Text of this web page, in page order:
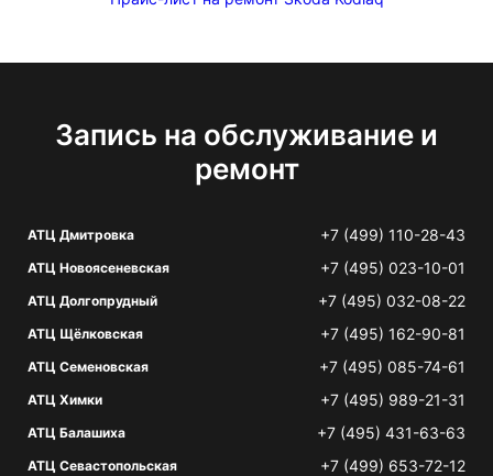
Запись на обслуживание и
ремонт
АТЦ Дмитровка +7 (499) 110-28-43
АТЦ Новоясеневская +7 (495) 023-10-01
АТЦ Долгопрудный +7 (495) 032-08-22
АТЦ Щёлковская +7 (495) 162-90-81
АТЦ Семеновская +7 (495) 085-74-61
АТЦ Химки +7 (495) 989-21-31
АТЦ Балашиха +7 (495) 431-63-63
АТЦ Севастопольская +7 (499) 653-72-12